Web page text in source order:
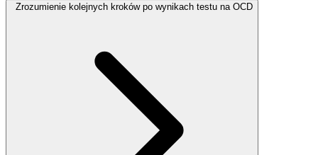
Zrozumienie kolejnych kroków po wynikach testu na OCD